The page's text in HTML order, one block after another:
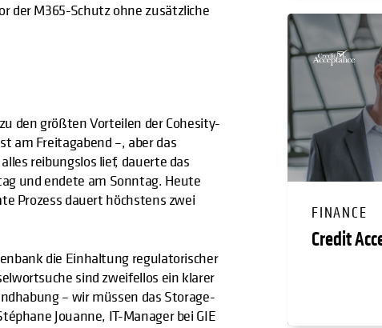
der M365-Schutz ohne zusätzliche
den größten Vorteilen der Cohesity-
am Freitagabend –, aber das
reibungslos lief, dauerte das
und endete am Sonntag. Heute
Prozess dauert höchstens zwei
die Einhaltung regulatorischer
sind zweifellos ein klarer
– wir müssen das Storage-
Jouanne, IT-Manager bei GIE
FINANCE
Credit